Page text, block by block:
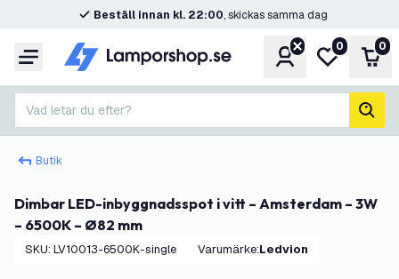
Beställ innan kl. 22:00, skickas samma dag
Meny KontoMin0 0
Vad letar du efter?
sök
Butik
Dimbar LED-inbyggnadsspot i vitt – Amsterdam – 3W
– 6500K – Ø82 mm
SKU: LV10013-6500K-single Varumärke: Ledvion